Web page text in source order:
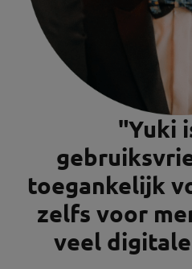
"Yuki
toegankelijk
zelfs voor
veel